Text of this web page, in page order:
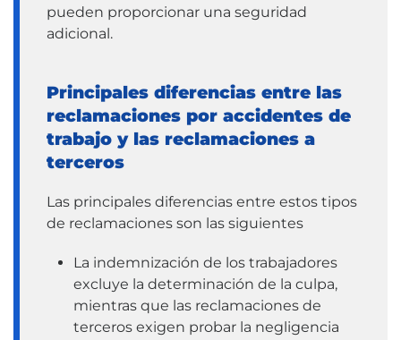
pueden proporcionar una seguridad
adicional.
Principales diferencias entre las
reclamaciones por accidentes de
trabajo y las reclamaciones a
terceros
Las principales diferencias entre estos tipos
de reclamaciones son las siguientes
La indemnización de los trabajadores
excluye la determinación de la culpa,
mientras que las reclamaciones de
terceros exigen probar la negligencia